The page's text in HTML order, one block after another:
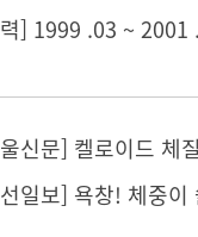
] 1999 .03 ~ 2001
신문] 켈로이드 체질
일보] 욕창! 체중이